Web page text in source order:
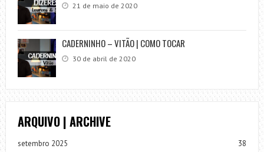
21 de maio de 2020
CADERNINHO – VITÃO | COMO TOCAR
30 de abril de 2020
ARQUIVO | ARCHIVE
setembro 2025 38